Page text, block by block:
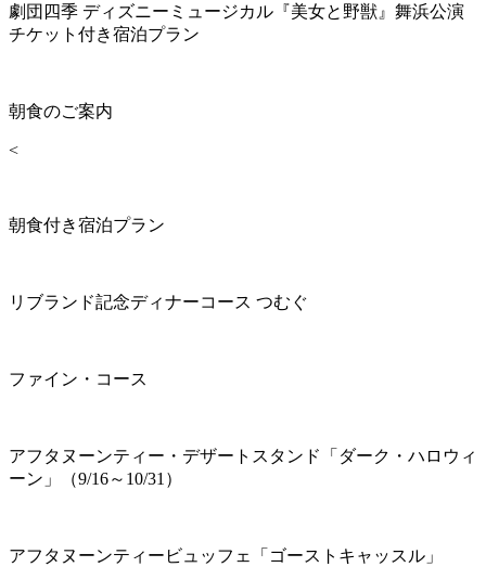
劇団四季 ディズニーミュージカル『美女と野獣』舞浜公演
チケット付き宿泊プラン
朝食のご案内
<
朝食付き宿泊プラン
リブランド記念ディナーコース つむぐ
ファイン・コース
アフタヌーンティー・デザートスタンド「ダーク・ハロウィ
ーン」（9/16～10/31）
アフタヌーンティービュッフェ「ゴーストキャッスル」